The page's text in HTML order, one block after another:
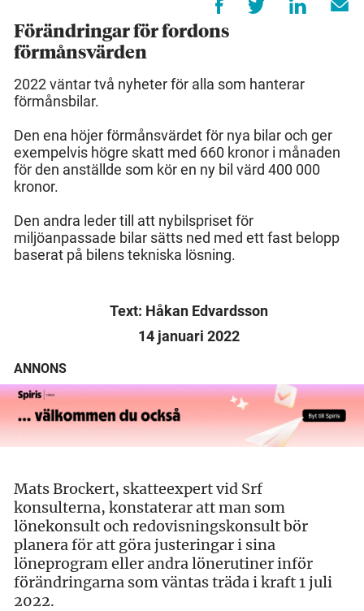
Förändringar för fordons
förmånsvärden
2022 väntar två nyheter för alla som hanterar
förmånsbilar.
Den ena höjer förmånsvärdet för nya bilar och ger
exempelvis högre skatt med 660 kronor i månaden
för den anställde som kör en ny bil värd 400 000
kronor.
Den andra leder till att nybilspriset för
miljöanpassade bilar sätts ned med ett fast belopp
baserat på bilens tekniska lösning.
Text: Håkan Edvardsson
14 januari 2022
ANNONS
Mats Brockert, skatteexpert vid Srf
konsulterna, konstaterar att man som
lönekonsult och redovisningskonsult bör
planera för att göra justeringar i sina
löneprogram eller andra lönerutiner inför
förändringarna som väntas träda i kraft 1 juli
2022.